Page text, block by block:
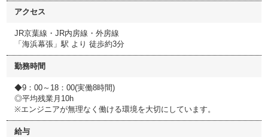
アクセス
JR京葉線・JR内房線・外房線
「海浜幕張」駅 より 徒歩約3分
勤務時間
◆9：00～18：00(実働8時間)
◎平均残業月10h
※エンジニアが無理なく働ける環境を大切にしています。
給与